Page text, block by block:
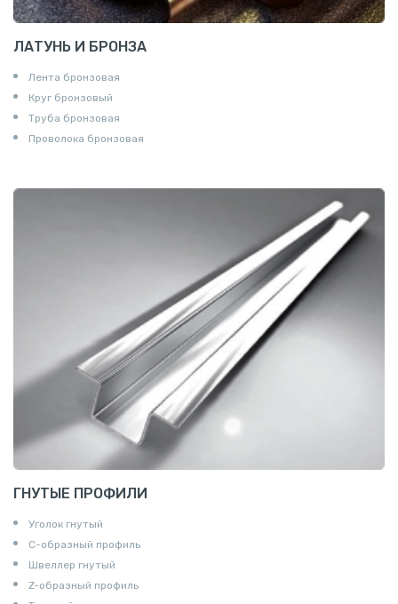
ЛАТУНЬ И БРОНЗА
Лента бронзовая
Круг бронзовый
Труба бронзовая
Проволока бронзовая
ГНУТЫЕ ПРОФИЛИ
Уголок гнутый
С-образный профиль
Швеллер гнутый
Z-образный профиль